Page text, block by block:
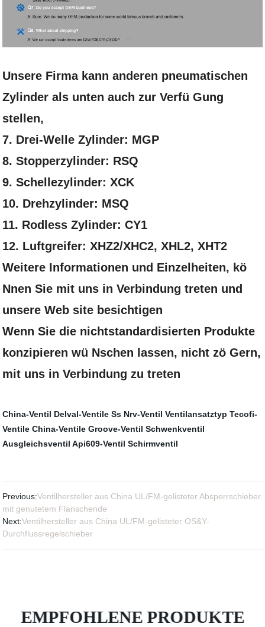
Unsere Firma kann anderen pneumatischen
Zylinder als unten auch zur Verfü Gung
stellen,
7. Drei-Welle Zylinder: MGP
8. Stopperzylinder: RSQ
9. Schellezylinder: XCK
10. Drehzylinder: MSQ
11. Rodless Zylinder: CY1
12. Luftgreifer: XHZ2/XHC2, XHL2, XHT2
Weitere Informationen und Einzelheiten, kö
Nnen Sie mit uns in Verbindung treten und
unsere Web site besichtigen
Wenn Sie die nichtstandardisierten Produkte
konzipieren wü Nschen lassen, nicht zö Gern,
mit uns in Verbindung zu treten
China-Ventil Delval-Ventile Ss Nrv-Ventil Ventilansatztyp Tecofi-
Ventile China-Ventile Groove-Ventil Schwenkventil
Ausgleichsventil Api609-Ventil Schirmventil
Previous:Ventilhersteller aus China UL/FM-gelisteter Absperrschieber
mit genutetem Flanschende
Next:Ventilhersteller aus China UL/FM-gelisteter OS&Y-
Durchflussregelschieber
EMPFOHLENE PRODUKTE